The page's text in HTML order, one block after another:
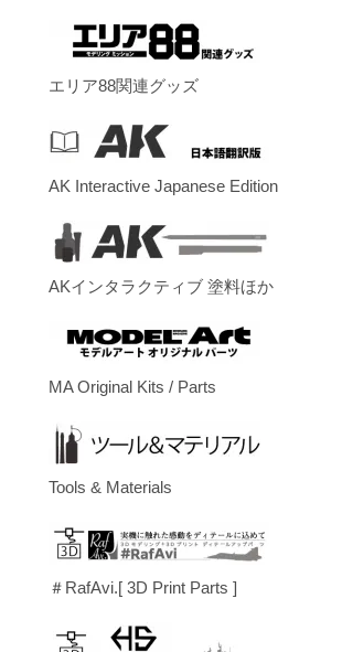
エリア88関連グッズ
AK Interactive Japanese Edition
AKインタラクティブ 塗料ほか
MA Original Kits / Parts
Tools & Materials
＃RafAvi.[ 3D Print Parts ]